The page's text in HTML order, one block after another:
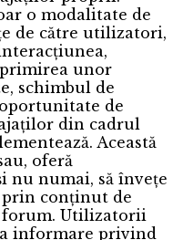
o modalitate de
de către utilizatori,
unor
schimbul de
de
din cadrul
Această
oferă
nu numai, să învețe
prin conținut de
forum. Utilizatorii
informare privind